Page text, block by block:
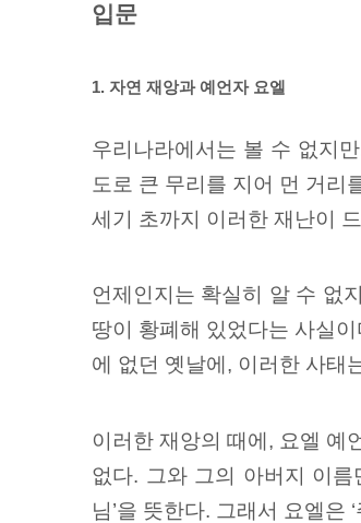
입문
1. 자연 재앙과 예언자 요엘
우리나라에서는 볼 수 없지
도로 큰 무리를 지어 먼 거리
세기 초까지 이러한 재난이
언제인지는 확실히 알 수 없
땅이 황폐해 있었다는 사실
에 없던 옛날에, 이러한 사태
이러한 재앙의 때에, 요엘 예
없다. 그와 그의 아버지 이
님’을 뜻한다. 그래서 요엘은